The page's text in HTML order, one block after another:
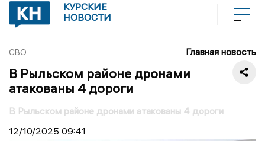
КУРСКИЕ
НОВОСТИ
СВО Главная новость
В Рыльском районе дронами
атакованы 4 дороги
В Рыльском районе дронами атакованы 4 дороги
12/10/2025 09:41